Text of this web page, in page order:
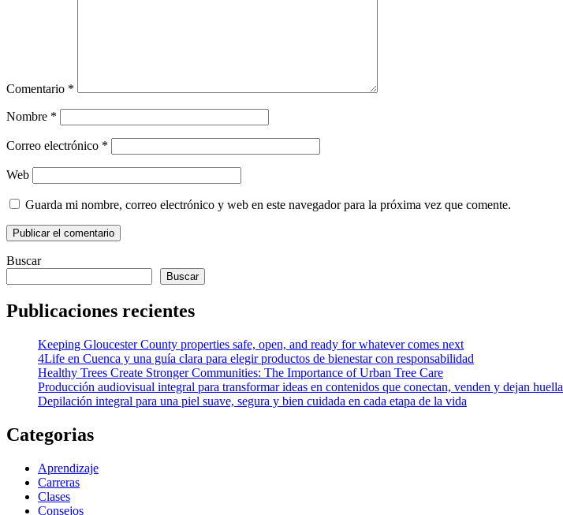
Comentario *
Nombre *
Correo electrónico *
Web
Guarda mi nombre, correo electrónico y web en este navegador para la próxima vez que comente.
Buscar
Buscar
Publicaciones recientes
Keeping Gloucester County properties safe, open, and ready for whatever comes next
4Life en Cuenca y una guía clara para elegir productos de bienestar con responsabilidad
Healthy Trees Create Stronger Communities: The Importance of Urban Tree Care
Producción audiovisual integral para transformar ideas en contenidos que conectan, venden y dejan huella
Depilación integral para una piel suave, segura y bien cuidada en cada etapa de la vida
Categorias
Aprendizaje
Carreras
Clases
Consejos